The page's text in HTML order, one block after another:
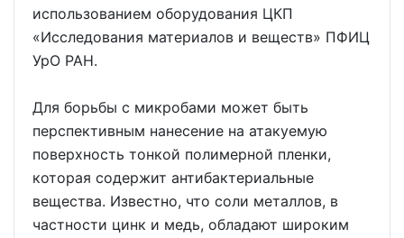
использованием оборудования ЦКП
«Исследования материалов и веществ» ПФИЦ
УрО РАН.
Для борьбы с микробами может быть
перспективным нанесение на атакуемую
поверхность тонкой полимерной пленки,
которая содержит антибактериальные
вещества. Известно, что соли металлов, в
частности цинк и медь, обладают широким